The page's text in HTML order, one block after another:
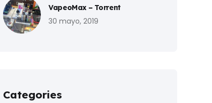
VapeoMax – Torrent
30 mayo, 2019
Categories